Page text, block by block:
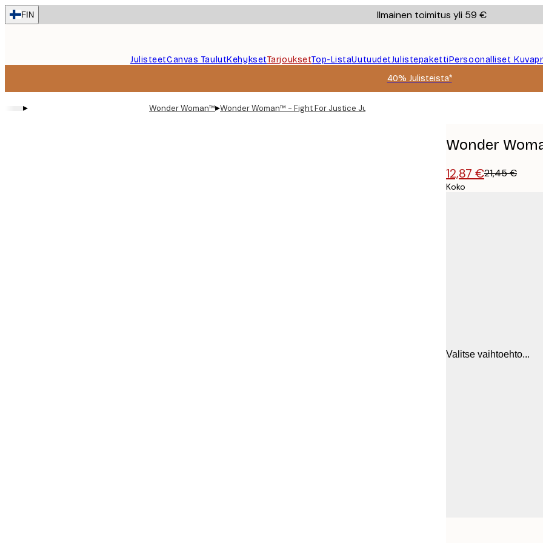
Skip
to
FIN Ilmainen toimitus yli 59 €
JulisteetCanvas TaulutKehyksetTarjouksetTop-ListaUutuudetJulistepakettiPersoonalliset
40% Julisteista*
▸ Wonder Woman™▸Wonder Woman™ - Fight For Justice Juliste
Wonder
12,87 €21,45 €
Koko
Valitse vaihtoehto...